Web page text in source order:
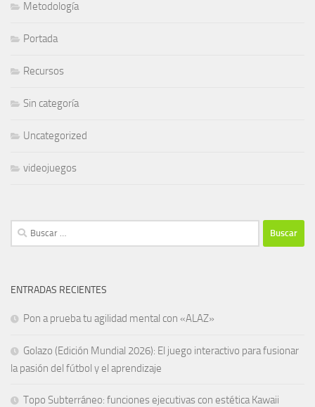
Metodología
Portada
Recursos
Sin categoría
Uncategorized
videojuegos
Buscar:
ENTRADAS RECIENTES
Pon a prueba tu agilidad mental con «ALAZ»
Golazo (Edición Mundial 2026): El juego interactivo para fusionar
la pasión del fútbol y el aprendizaje
Topo Subterráneo: funciones ejecutivas con estética Kawaii